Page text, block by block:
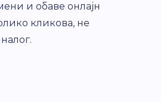
и обаве онлајн
кликова, не